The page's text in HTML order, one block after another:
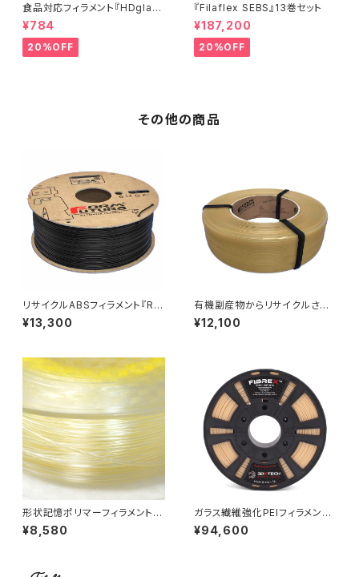
食品対応フィラメント『HDglas
s』：お試しサンプル 10M
¥784
20%OFF
『Filaflex SEBS』13巻セット
¥187,200
20%OFF
その他の商品
リサイクルABSフィラメント『Re
Form rTitan』
¥13,300
有機副産物からリサイクルされ
た『ReForm Organic rPLA』
¥12,100
形状記憶ポリマーフィラメント
『SMP55』
¥8,580
ガラス繊維強化PEIフィラメント
『FIBREX PEI+GF30』
¥94,600